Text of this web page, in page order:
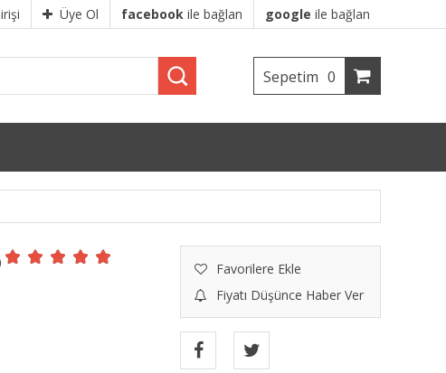
Üye Ol facebook ile bağlan google ile bağlan
Sepetim 0
Favorilere Ekle
Fiyatı Düşünce Haber Ver